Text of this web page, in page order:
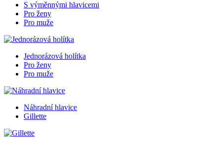
S výměnnými hlavicemi
Pro ženy
Pro muže
Jednorázová holítka
Pro ženy
Pro muže
Náhradní hlavice
Gillette